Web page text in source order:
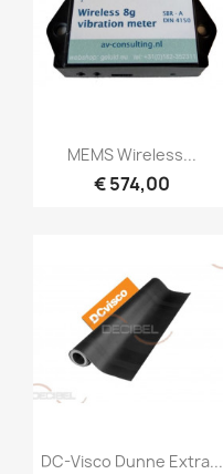
Snel bekijken
MEMS Wireless...
€ 574,00
Snel bekijken
DC-Visco Dunne Extra...